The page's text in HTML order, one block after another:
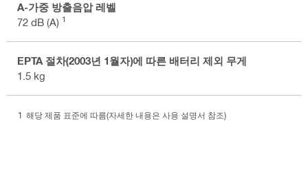
A-가중 방출음압 레벨
72 dB (A) 1
EPTA 절차(2003년 1월자)에 따른 배터리 제외 무게
1.5 kg
해당 제품 표준에 따름(자세한 내용은 사용 설명서 참조)